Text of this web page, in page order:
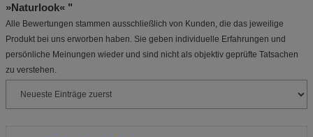
»Naturlook« "
Alle Bewertungen stammen ausschließlich von Kunden, die das jeweilige
Produkt bei uns erworben haben. Sie geben individuelle Erfahrungen und
persönliche Meinungen wieder und sind nicht als objektiv geprüfte Tatsachen
zu verstehen.